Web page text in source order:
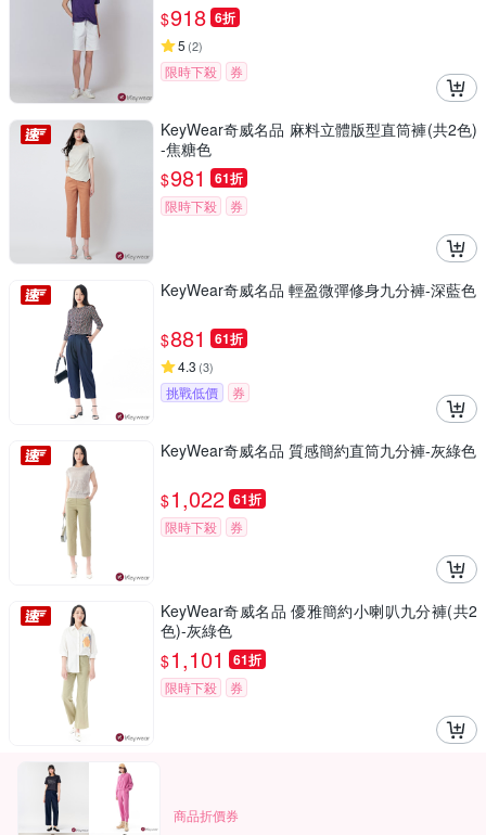
$918 6折
5 (2)
限時下殺 券
KeyWear奇威名品 麻料立體版型直筒褲(共2色)
-焦糖色
$981 61折
限時下殺 券
KeyWear奇威名品 輕盈微彈修身九分褲-深藍色
$881 61折
4.3 (3)
挑戰低價 券
KeyWear奇威名品 質感簡約直筒九分褲-灰綠色
$1,022 61折
限時下殺 券
KeyWear奇威名品 優雅簡約小喇叭九分褲(共2
色)-灰綠色
$1,101 61折
限時下殺 券
商品折價券